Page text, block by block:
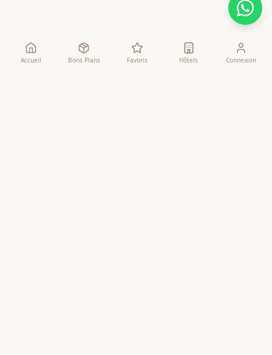
Accueil Bons Plans Favoris Hôtels Connexion